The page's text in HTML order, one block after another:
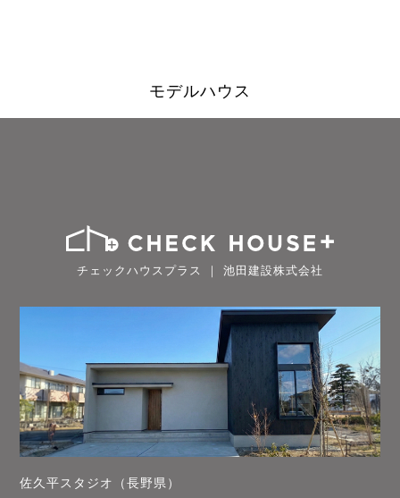
モデルハウス
チェックハウスプラス ｜ 池田建設株式会社
佐久平スタジオ（長野県）